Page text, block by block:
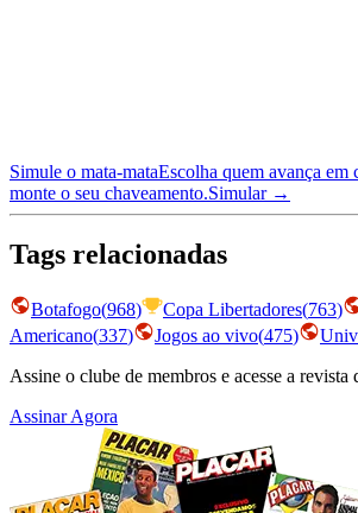
Simule o mata-mataEscolha quem avança em
monte o seu chaveamento.Simular →
Tags relacionadas
Botafogo(968) Copa Libertadores(763)
Americano(337) Jogos ao vivo(475)
Assine o clube de membros e acesse a revista
Assinar Agora